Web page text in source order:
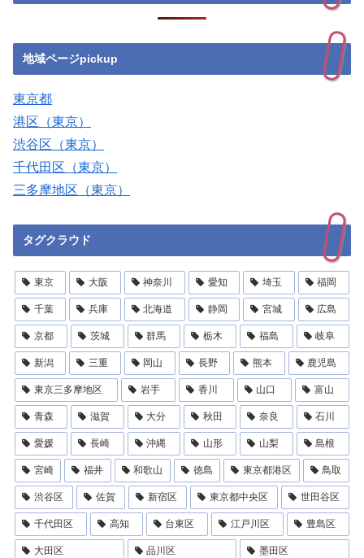
地域ページpickup
東京都
港区（東京）
渋谷区（東京）
千代田区（東京）
三多摩地区（東京）
タグクラウド
東京 大阪 神奈川 愛知 埼玉 福岡
千葉 兵庫 北海道 静岡 宮城 広島
京都 茨城 群馬 栃木 福島 岐阜
新潟 三重 岡山 長野 熊本 鹿児島
東京三多摩地区 岩手 香川 山口 富山
青森 滋賀 大分 秋田 奈良 石川
愛媛 長崎 沖縄 山形 山梨 島根
宮崎 福井 和歌山 徳島 東京都港区 鳥取
渋谷区 佐賀 新宿区 東京都中央区 世田谷区
千代田区 高知 台東区 江戸川区 豊島区
大田区 品川区 墨田区